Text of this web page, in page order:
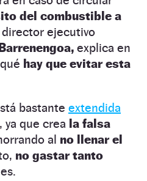
del combustible a
director ejecutivo
explica en
hay que evitar esta
bastante extendida
, ya que crea la falsa
al no llenar el
no gastar tanto